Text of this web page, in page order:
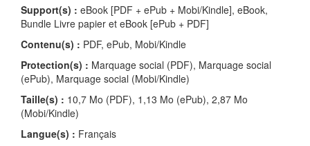
Support(s) : eBook [PDF + ePub + Mobi/Kindle], eBook,
Bundle Livre papier et eBook [ePub + PDF]
Contenu(s) : PDF, ePub, Mobi/Kindle
Protection(s) : Marquage social (PDF), Marquage social
(ePub), Marquage social (Mobi/Kindle)
Taille(s) : 10,7 Mo (PDF), 1,13 Mo (ePub), 2,87 Mo
(Mobi/Kindle)
Langue(s) : Français